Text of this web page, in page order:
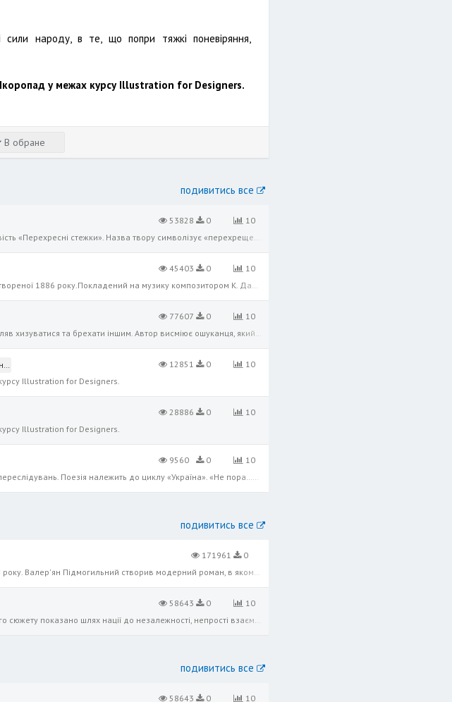
сили народу, в те, що попри тяжкі поневіряння,
у межах курсу Illustration for Designers.
В обране
подивитись все
53828 0
10
Особливе місце в творчості Івана Франка посідає соціально-психологічна повість «Перехресні стежки». Назва твору символізує «перехрещені» життєві шляхи персонажів. Кожен із героїв цього твору є носієм сформованого світогляду, має в
45403 0
10
Вірш «Чого являєшся мені у сні» увійшов до славетної збірки «Зів’яле листя», створеної 1886 року.Покладений на музику композитором К. Данькевичем, він став популярним романсом. «Чого являєшся мені у сні» — це зворушливий монолог,
77607 0
10
«Фарбований Лис» Iвана Франка — казка про хитрого Лиса Микиту, що полюбляв хизуватися та брехати іншим. Автор висміює ошуканця, який обманув всіх звірів. Також митець засуджує й звірів, які легко повірили пройдисвіту. Казка застер
12851 0
10
Illustration for Designers.
28886 0
10
Illustration for Designers.
9560 0
10
Іван Франко написав вірш «Не пора…» у складний для себе період арештів і переслідувань. Поезія належить до циклу «Україна». «Не пора…» — це послання до народу. Автор адресував вірш українцям Російської та Австро-Угорської імперій.
подивитись все
171961
0
10«Місто» — урбаністичний роман Валер'яна Підмогильного, опублікований 1928 року. Валер'ян Підмогильний створив модерний роман, в якому, на відміну від традиційної селянської і соціальної тематики, акцент перенесений на урбаністичну
58643 0
10
Поема «Мойсей» – одна з вершин творчості І. Франка. У ній на основі біблійного сюжету показано шлях нації до незалежності, непрості взаємини пророка i народу. Поштовхом до створення образу Мойсея була скульптура Мікеланджело — обр
подивитись все
58643 0 10